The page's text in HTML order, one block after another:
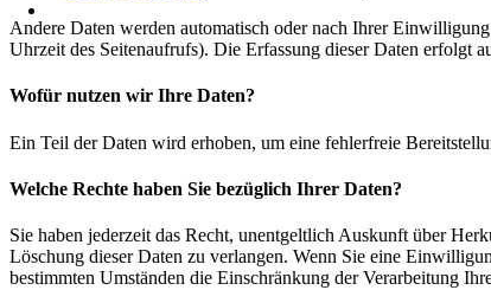
Andere Daten werden automatisch oder nach Ihrer
Uhrzeit des Seitenaufrufs). Die Erfassung dieser Daten erfolgt
Wofür nutzen wir Ihre Daten?
Ein Teil der Daten wird erhoben, um eine fehlerfreie
Welche Rechte haben Sie bezüglich Ihrer Daten?
Sie haben jederzeit das Recht, unentgeltlich Auskunft über
Löschung dieser Daten zu verlangen. Wenn Sie eine
bestimmten Umständen die Einschränkung der Verarbeitung